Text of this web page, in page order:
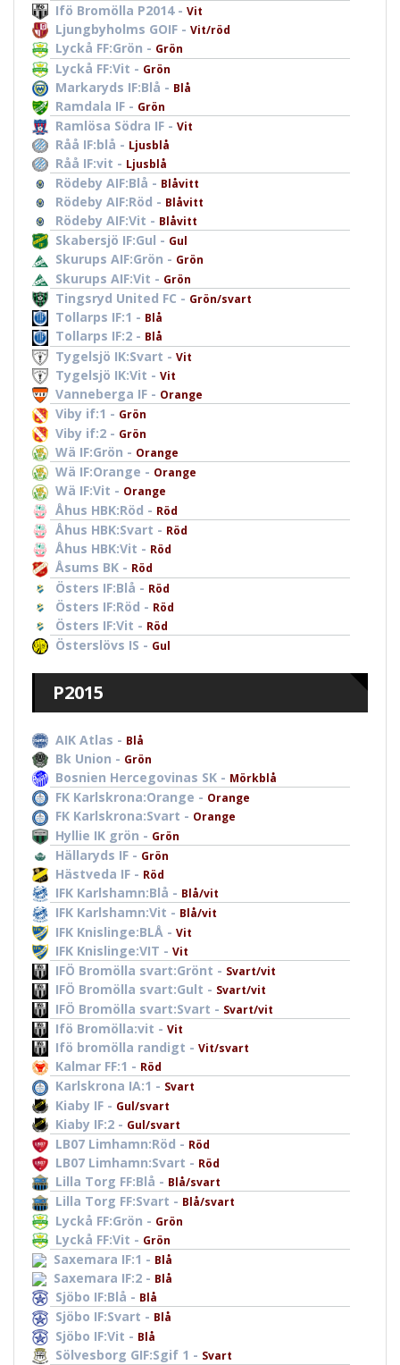
Ifö Bromölla P2014 - Vit
Ljungbyholms GOIF - Vit/röd
Lyckå FF:Grön - Grön
Lyckå FF:Vit - Grön
Markaryds IF:Blå - Blå
Ramdala IF - Grön
Ramlösa Södra IF - Vit
Råå IF:blå - Ljusblå
Råå IF:vit - Ljusblå
Rödeby AIF:Blå - Blåvitt
Rödeby AIF:Röd - Blåvitt
Rödeby AIF:Vit - Blåvitt
Skabersjö IF:Gul - Gul
Skurups AIF:Grön - Grön
Skurups AIF:Vit - Grön
Tingsryd United FC - Grön/svart
Tollarps IF:1 - Blå
Tollarps IF:2 - Blå
Tygelsjö IK:Svart - Vit
Tygelsjö IK:Vit - Vit
Vanneberga IF - Orange
Viby if:1 - Grön
Viby if:2 - Grön
Wä IF:Grön - Orange
Wä IF:Orange - Orange
Wä IF:Vit - Orange
Åhus HBK:Röd - Röd
Åhus HBK:Svart - Röd
Åhus HBK:Vit - Röd
Åsums BK - Röd
Östers IF:Blå - Röd
Östers IF:Röd - Röd
Östers IF:Vit - Röd
Österslövs IS - Gul
P2015
AIK Atlas - Blå
Bk Union - Grön
Bosnien Hercegovinas SK - Mörkblå
FK Karlskrona:Orange - Orange
FK Karlskrona:Svart - Orange
Hyllie IK grön - Grön
Hällaryds IF - Grön
Hästveda IF - Röd
IFK Karlshamn:Blå - Blå/vit
IFK Karlshamn:Vit - Blå/vit
IFK Knislinge:BLÅ - Vit
IFK Knislinge:VIT - Vit
IFÖ Bromölla svart:Grönt - Svart/vit
IFÖ Bromölla svart:Gult - Svart/vit
IFÖ Bromölla svart:Svart - Svart/vit
Ifö Bromölla:vit - Vit
Ifö bromölla randigt - Vit/svart
Kalmar FF:1 - Röd
Karlskrona IA:1 - Svart
Kiaby IF - Gul/svart
Kiaby IF:2 - Gul/svart
LB07 Limhamn:Röd - Röd
LB07 Limhamn:Svart - Röd
Lilla Torg FF:Blå - Blå/svart
Lilla Torg FF:Svart - Blå/svart
Lyckå FF:Grön - Grön
Lyckå FF:Vit - Grön
Saxemara IF:1 - Blå
Saxemara IF:2 - Blå
Sjöbo IF:Blå - Blå
Sjöbo IF:Svart - Blå
Sjöbo IF:Vit - Blå
Sölvesborg GIF:Sgif 1 - Svart